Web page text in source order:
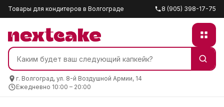
Товары для кондитеров в Волгограде 8 (905) 398-17-75
г. Волгоград, ул. 8-й Воздушной Армии, 14
Ежедневно 10:00 – 20:00